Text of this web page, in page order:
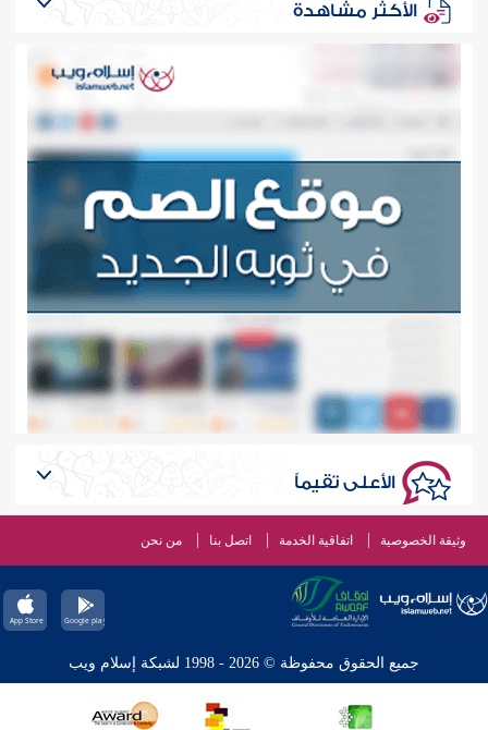
الأكثر مشاهدة
الأعلى تقيماً
وثيقة الخصوصية اتفاقية الخدمة اتصل بنا من نحن
جميع الحقوق محفوظة © 2026 - 1998 لشبكة إسلام ويب